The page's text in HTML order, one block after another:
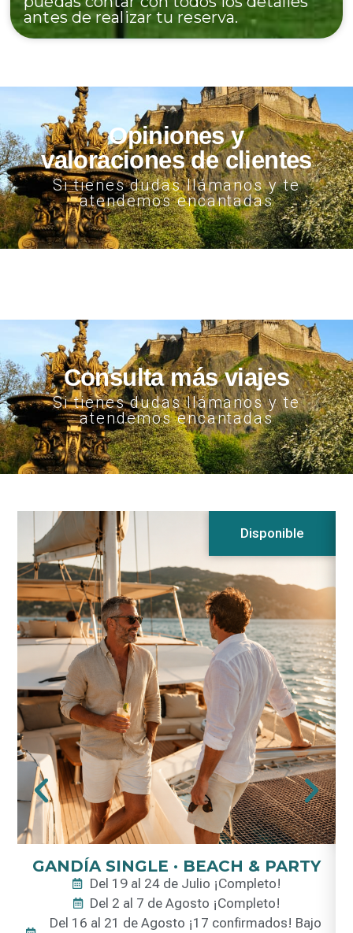
antes de realizar tu reserva.
Opiniones y
valoraciones de clientes
Si tienes dudas llámanos y te
atendemos encantadas
Consulta más viajes
Si tienes dudas llámanos y te
atendemos encantadas
Disponible
GANDÍA SINGLE · BEACH & PARTY
Del 19 al 24 de Julio ¡Completo!
Del 2 al 7 de Agosto ¡Completo!
Del 16 al 21 de Agosto ¡17 confirmados! Bajo